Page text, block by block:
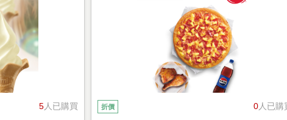
5人已購買 0人已購
折價